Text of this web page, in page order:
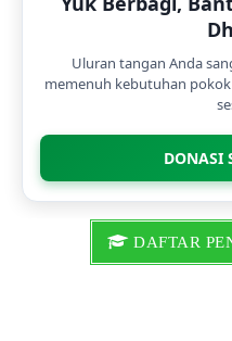
Uluran tangan Anda
memenuh kebutuhan
DONASI
DAFTAR